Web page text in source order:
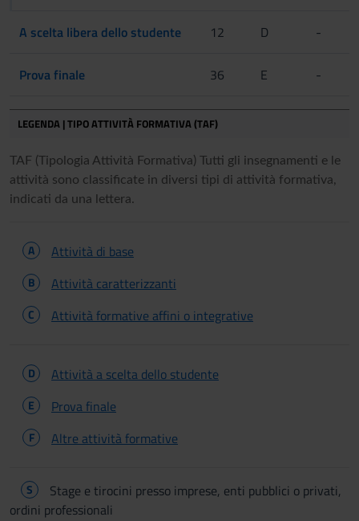
A scelta libera dello studente 12 D -
Prova finale 36 E -
LEGENDA | TIPO ATTIVITÀ FORMATIVA (TAF)
TAF (Tipologia Attività Formativa) Tutti gli insegnamenti e le
attività sono classificate in diversi tipi di attività formativa,
indicati da una lettera.
A Attività di base
B Attività caratterizzanti
C Attività formative affini o integrative
D Attività a scelta dello studente
E Prova finale
F Altre attività formative
S
Stage e tirocini presso imprese, enti pubblici o privati,
ordini professionali